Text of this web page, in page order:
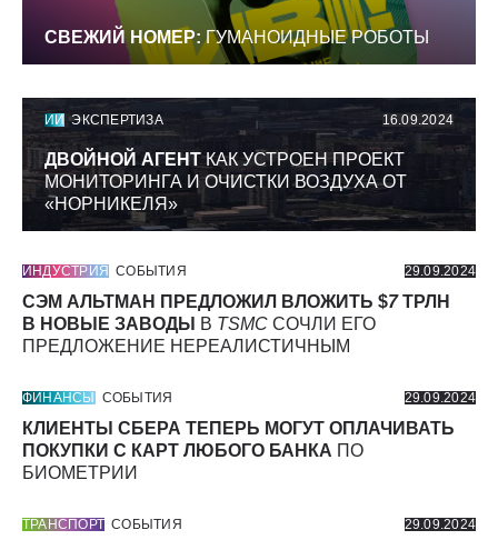
СВЕЖИЙ НОМЕР: ГУМАНОИДНЫЕ РОБОТЫ
ИИ ЭКСПЕРТИЗА 16.09.2024
ДВОЙНОЙ АГЕНТКАК УСТРОЕН ПРОЕКТ
МОНИТОРИНГА И ОЧИСТКИ ВОЗДУХА ОТ
«НОРНИКЕЛЯ»
ИНДУСТРИЯ СОБЫТИЯ 29.09.2024
СЭМ АЛЬТМАН ПРЕДЛОЖИЛ ВЛОЖИТЬ $7ТРЛН
В НОВЫЕ ЗАВОДЫ
В TSMC СОЧЛИ ЕГО
ПРЕДЛОЖЕНИЕ НЕРЕАЛИСТИЧНЫМ
ФИНАНСЫ СОБЫТИЯ 29.09.2024
КЛИЕНТЫ СБЕРА ТЕПЕРЬ МОГУТ ОПЛАЧИВАТЬ
ПОКУПКИ С КАРТ ЛЮБОГО БАНКА ПО
БИОМЕТРИИ
ТРАНСПОРТ СОБЫТИЯ 29.09.2024